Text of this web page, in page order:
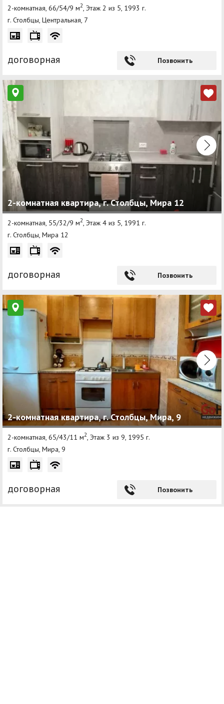
2-комнатная, 66/54/9 м2, Этаж 2 из 5, 1993 г.
г. Столбцы, Центральная, 7
договорная Позвонить
2-комнатная квартира, г. Столбцы, Мира 12
2-комнатная, 55/32/9 м2 , Этаж 4 из 5, 1991 г.
г. Столбцы, Мира 12
договорная Позвонить
2-комнатная квартира, г. Столбцы, Мира, 9
2-комнатная, 65/43/11 м2, Этаж 3 из 9, 1995 г.
г. Столбцы, Мира, 9
договорная Позвонить